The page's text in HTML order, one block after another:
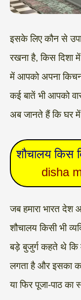
इसके लिए कौन से
रखना है, किस दिशा
में आपको अपना किचन
कई बातें भी आपको
अब जानते हैं कि घर में
शौचालय किस
disha
जब हमारा भारत देश
शौचालय किसी भी
बड़े बुजुर्ग कहते थे कि
लगता है और इसका
या फिर पूजा-पाठ का